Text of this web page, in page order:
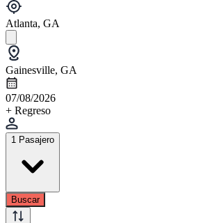
Atlanta, GA
Gainesville, GA
07/08/2026
+ Regreso
1 Pasajero
Buscar